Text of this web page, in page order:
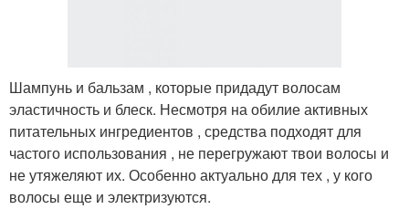
Шампунь и бальзам , которые придадут волосам
эластичность и блеск. Несмотря на обилие активных
питательных ингредиентов , средства подходят для
частого использования , не перегружают твои волосы и
не утяжеляют их. Особенно актуально для тех , у кого
волосы еще и электризуются.